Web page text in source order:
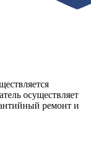
осуществляет
ремонт и